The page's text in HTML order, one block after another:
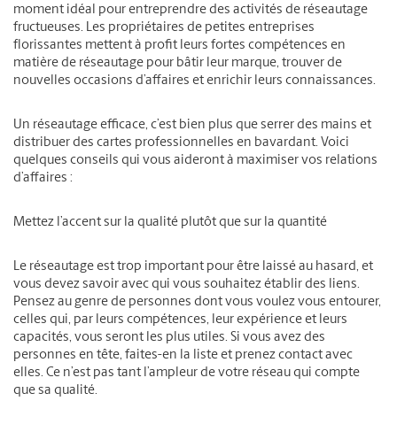
moment idéal pour entreprendre des activités de réseautage
fructueuses. Les propriétaires de petites entreprises
florissantes mettent à profit leurs fortes compétences en
matière de réseautage pour bâtir leur marque, trouver de
nouvelles occasions d’affaires et enrichir leurs connaissances.
Un réseautage efficace, c’est bien plus que serrer des mains et
distribuer des cartes professionnelles en bavardant. Voici
quelques conseils qui vous aideront à maximiser vos relations
d’affaires :
Mettez l’accent sur la qualité plutôt que sur la quantité
Le réseautage est trop important pour être laissé au hasard, et
vous devez savoir avec qui vous souhaitez établir des liens.
Pensez au genre de personnes dont vous voulez vous entourer,
celles qui, par leurs compétences, leur expérience et leurs
capacités, vous seront les plus utiles. Si vous avez des
personnes en tête, faites-en la liste et prenez contact avec
elles. Ce n’est pas tant l’ampleur de votre réseau qui compte
que sa qualité.